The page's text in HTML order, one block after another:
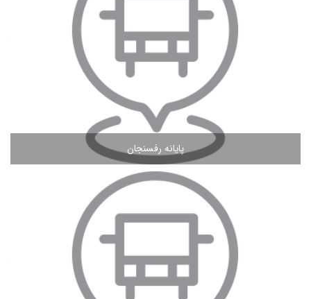
پایانه رفسنجان
مشاهده ادامه مطلب